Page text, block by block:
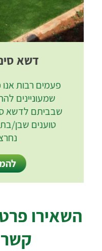
דשא
פעמים רבות
שמעוניינים
שבביתם לדשא
טוענים שבן/
השאירו